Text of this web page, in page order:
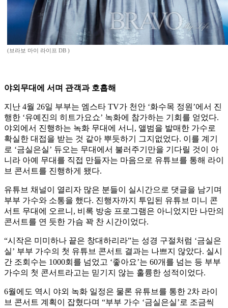
(브라보 마이 라이프 DB )
야외무대에 서며 관객과 호흡해
지난 4월 26일 부부는 엠스타 TV가 천안 ‘화수목 정원’에서 진
행한 ‘유예진의 히트가요쇼’ 녹화에 참가하는 기회를 얻었다.
야외에서 진행하는 녹화 무대에 서니, 앨범을 발매한 가수로
확실한 대접을 받는 것 같아 뿌듯하기 그지없었다. 이를 계기
로 ‘금실은실’ 듀오는 무대에서 불러주기만을 기다릴 것이 아
니라 아예 무대를 직접 만들자는 마음으로 유튜브를 통해 라이
브 콘서트를 진행하게 됐다.
유튜브 채널이 열리자 많은 분들이 실시간으로 댓글을 남기며
부부 가수와 소통을 했다. 진행자까지 투입된 유튜브 미니 콘
서트 무대에 오르니, 비록 방송 프로그램은 아니었지만 나만의
콘서트를 연 듯한 가슴 꽉 찬 시간이었다.
“시작은 미미하나 끝은 창대하리라”는 성경 구절처럼 ‘금실은
실’ 부부 가수의 첫 유튜브 콘서트 결과는 나쁘지 않았다. 실시
간 조회수는 1000회를 넘었고 ‘좋아요’는 60개를 넘는 등 부부
가수의 첫 콘서트라고는 믿기지 않는 훌륭한 성적이었다.
6월에도 역시 야외 녹화 일정은 물론 유튜브를 통한 2차 라이
브 콘서트 계획이 잡혔다며 “부부 가수 ‘금실은실’로 조금씩